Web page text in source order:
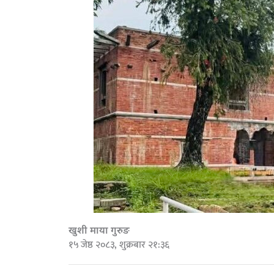
खुशी माया गुरुङ
१५ जेष्ठ २०८३, शुक्रबार २१:३६